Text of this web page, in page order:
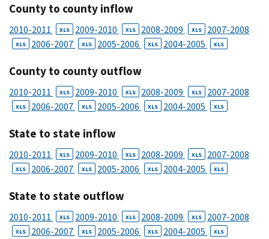
County to county inflow
2010-2011 XLS 2009-2010 XLS 2008-2009 XLS 2007-2008
XLS 2006-2007 XLS 2005-2006 XLS 2004-2005 XLS
County to county outflow
2010-2011 XLS 2009-2010 XLS 2008-2009 XLS 2007-2008
XLS 2006-2007 XLS 2005-2006 XLS 2004-2005 XLS
State to state inflow
2010-2011 XLS 2009-2010 XLS 2008-2009 XLS 2007-2008
XLS 2006-2007 XLS 2005-2006 XLS 2004-2005 XLS
State to state outflow
2010-2011 XLS 2009-2010 XLS 2008-2009 XLS 2007-2008
XLS 2006-2007 XLS 2005-2006 XLS 2004-2005 XLS